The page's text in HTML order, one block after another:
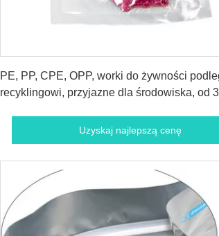
PE, PP, CPE, OPP, worki do żywności
recyklingowi, przyjazne dla środowiska, od
Uzyskaj najlepszą cenę